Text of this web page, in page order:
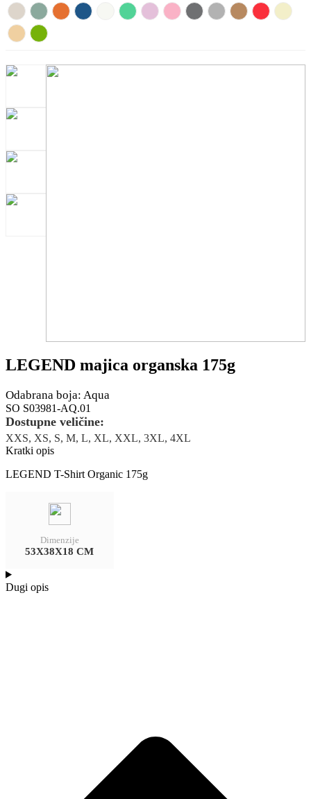
LEGEND majica organska 175g
Odabrana boja: Aqua
SO S03981-AQ.01
Dostupne veličine:
XXS, XS, S, M, L, XL, XXL, 3XL, 4XL
Kratki opis
LEGEND T-Shirt Organic 175g
Dimenzije
53X38X18 CM
Dugi opis